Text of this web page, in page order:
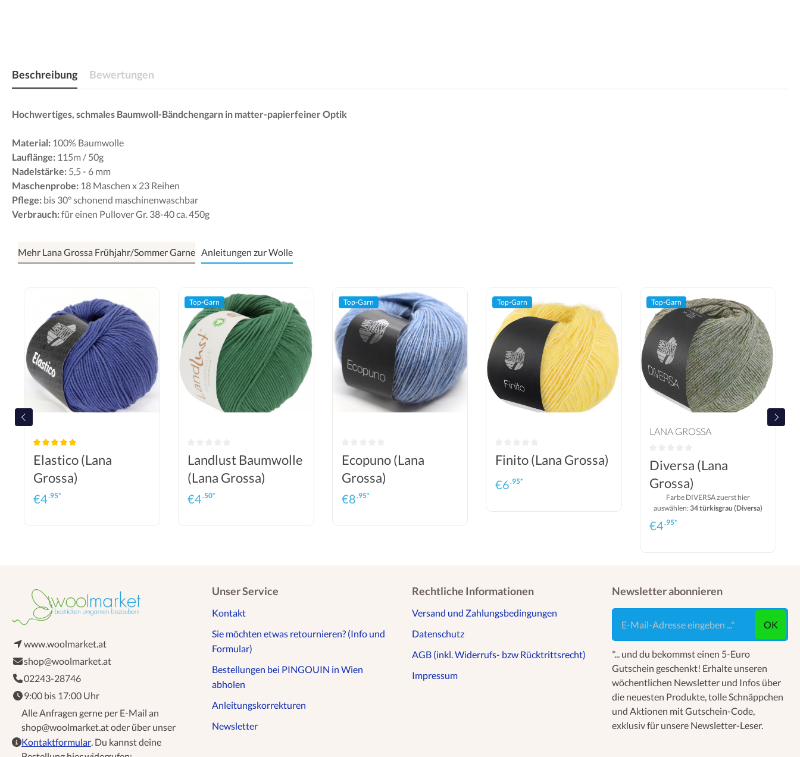
Beschreibung Bewertungen
Hochwertiges, schmales Baumwoll-Bändchengarn in matter-papierfeiner Optik
Material: 100% Baumwolle
Lauflänge: 115m / 50g
Nadelstärke: 5,5 - 6 mm
Maschenprobe: 18 Maschen x 23 Reihen
Pflege: bis 30° schonend maschinenwaschbar
Verbrauch:für einen Pullover Gr. 38-40 ca. 450g
Mehr Lana Grossa Frühjahr/Sommer Garne Anleitungen zur Wolle
Elastico (Lana
Grossa)
€4.95*
Top-Garn
Landlust Baumwolle
(Lana Grossa)
€4.50*
Top-Garn
Ecopuno (Lana
Grossa)
€8.95*
Top-Garn
Finito (Lana Grossa)
€6.95*
Top-Garn
LANA GROSSA
Diversa (Lana
Grossa)
Farbe DIVERSA zuerst hier
auswählen:34 türkisgrau (Diversa)
€4.95*
www.woolmarket.at
shop@woolmarket.at
02243-28746
9:00 bis 17:00 Uhr
Alle Anfragen gerne per E-Mail an
shop@woolmarket.at oder über unser
Kontaktformular. Du kannst deine
Unser Service
Kontakt
Sie möchten etwas retournieren? (Info und
Formular)
Bestellungen bei PINGOUIN in Wien
abholen
Anleitungskorrekturen
Newsletter
Rechtliche Informationen
Versand und Zahlungsbedingungen
Datenschutz
AGB (inkl. Widerrufs- bzw Rücktrittsrecht)
Impressum
Newsletter abonnieren
E-Mail-Adresse eingeben ...
OK
*... und du bekommst einen 5-Euro
Gutschein geschenkt! Erhalte unseren
wöchentlichen Newsletter und Infos über
die neuesten Produkte, tolle Schnäppchen
und Aktionen mit Gutschein-Code,
exklusiv für unsere Newsletter-Leser.